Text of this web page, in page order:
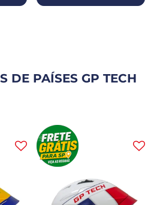
DE PAÍSES GP TECH